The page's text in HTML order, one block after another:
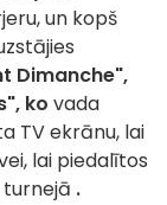
un kopš
Dimanche",
ko vada
TV ekrānu, lai
lai piedalītos
turnejā .